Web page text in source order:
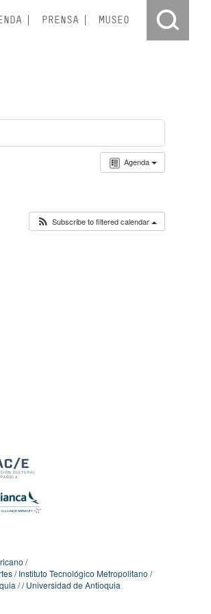
PRENSA MUSEO
Agenda
Subscribe to filtered calendar
Instituto Tecnológico Metropolitano
Universidad de Antioquia